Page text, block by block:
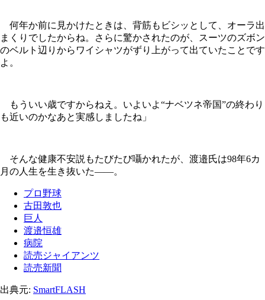
何年か前に見かけたときは、背筋もビシッとして、オーラ出
まくりでしたからね。さらに驚かされたのが、スーツのズボン
のベルト辺りからワイシャツがずり上がって出ていたことです
よ。
もういい歳ですからねえ。いよいよ“ナベツネ帝国”の終わり
も近いのかなあと実感しましたね」
そんな健康不安説もたびたび囁かれたが、渡邉氏は98年6カ
月の人生を生き抜いた——。
プロ野球
古田敦也
巨人
渡邉恒雄
病院
読売ジャイアンツ
読売新聞
出典元: SmartFLASH